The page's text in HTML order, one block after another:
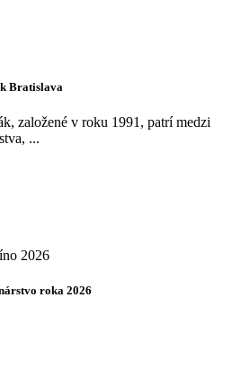
Bratislava
založené v roku 1991, patrí medzi
...
roka 2026